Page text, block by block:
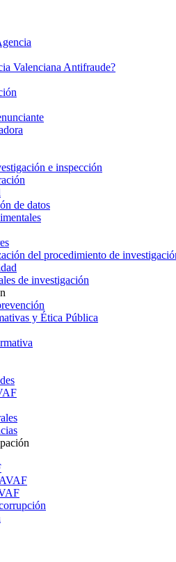
Valenciana Antifraude?
e inspección
de datos
del procedimiento de
de investigación
y Ética Pública